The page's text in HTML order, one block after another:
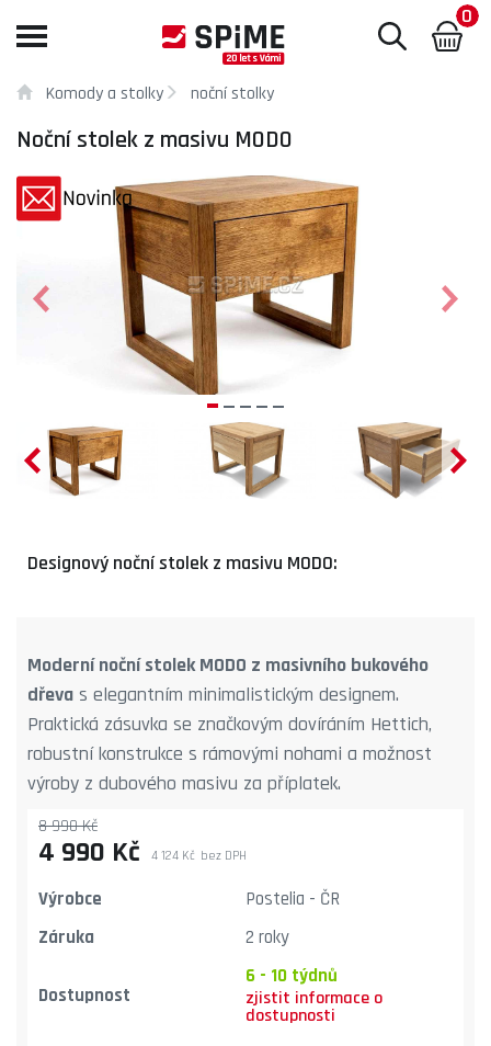
Toggle
0
Komody a stolky noční stolky
Noční stolek z masivu MODO
Designový noční stolek z masivu MODO:
Moderní noční stolek MODO z masivního bukového
dřeva s elegantním minimalistickým designem.
Praktická zásuvka se značkovým dovíráním Hettich,
robustní konstrukce s rámovými nohami a možnost
výroby z dubového masivu za příplatek.
4 990 Kč bez DPH
4 124 Kč
8 990 Kč
Výrobce
Postelia - ČR
Záruka
2 roky
Dostupnost
6 - 10 týdnů